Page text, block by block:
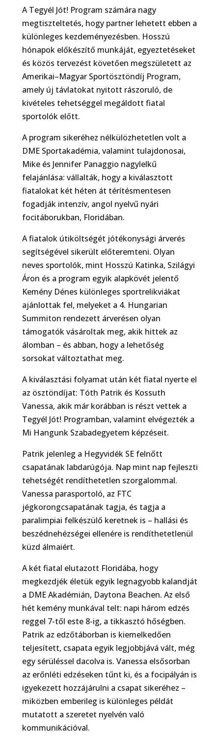
A Tegyél Jót! Program számára nagy
megtiszteltetés, hogy partner lehetett ebben a
különleges kezdeményezésben. Hosszú
hónapok előkészítő munkáját, egyeztetéseket
és közös tervezést követően megszületett az
Amerikai–Magyar Sportösztöndíj Program,
amely új távlatokat nyitott rászoruló, de
kivételes tehetséggel megáldott fiatal
sportolók előtt.
A program sikeréhez nélkülözhetetlen volt a
DME Sportakadémia, valamint tulajdonosai,
Mike és Jennifer Panaggio nagylelkű
felajánlása: vállalták, hogy a kiválasztott
fiatalokat két héten át térítésmentesen
fogadják intenzív, angol nyelvű nyári
focitáborukban, Floridában.
A fiatalok útiköltségét jótékonysági árverés
segítségével sikerült előteremteni. Olyan
neves sportolók, mint Hosszú Katinka, Szilágyi
Áron és a program egyik alapkövét jelentő
Kemény Dénes különleges sportrelikviákat
ajánlottak fel, melyeket a 4. Hungarian
Summiton rendezett árverésen olyan
támogatók vásároltak meg, akik hittek az
álomban – és abban, hogy a lehetőség
sorsokat változtathat meg.
A kiválasztási folyamat után két fiatal nyerte el
az ösztöndíjat: Tóth Patrik és Kossuth
Vanessa, akik már korábban is részt vettek a
Tegyél Jót! Programban, valamint elvégezték a
Mi Hangunk Szabadegyetem képzéseit.
Patrik jelenleg a Hegyvidék SE felnőtt
csapatának labdarúgója. Nap mint nap fejleszti
tehetségét rendíthetetlen szorgalommal.
Vanessa parasportoló, az FTC
jégkorongcsapatának tagja, és tagja a
paralimpiai felkészülő keretnek is – hallási és
beszédnehézségei ellenére is rendíthetetlenül
küzd álmaiért.
A két fiatal elutazott Floridába, hogy
megkezdjék életük egyik legnagyobb kalandját
a DME Akadémián, Daytona Beachen. Az első
hét kemény munkával telt: napi három edzés
reggel 7-től este 8-ig, a tikkasztó hőségben.
Patrik az edzőtáborban is kiemelkedően
teljesített, csapata egyik legjobbjává vált, még
egy sérüléssel dacolva is. Vanessa elsősorban
az erőnléti edzéseken tűnt ki, és a focipályán is
igyekezett hozzájárulni a csapat sikeréhez –
miközben emberileg is különleges példát
mutatott a szeretet nyelvén való
kommunikációval.